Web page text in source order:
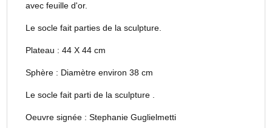
avec feuille d'or.
Le socle fait parties de la sculpture.
Plateau : 44 X 44 cm
Sphère : Diamètre environ 38 cm
Le socle fait parti de la sculpture .
Oeuvre signée : Stephanie Guglielmetti